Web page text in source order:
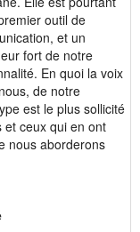
outil de
et un
fort de notre
En quoi la voix
de notre
est le plus sollicité
et ceux qui en ont
nous aborderons